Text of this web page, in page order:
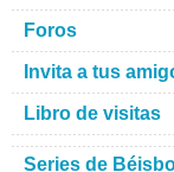
Foros
Invita a tus
Libro de visitas
Series de